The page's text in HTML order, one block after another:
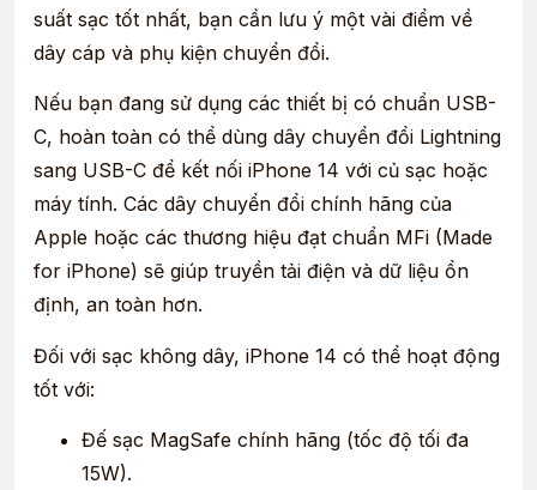
suất sạc tốt nhất, bạn cần lưu ý một vài điểm về
dây cáp và phụ kiện chuyển đổi.
Nếu bạn đang sử dụng các thiết bị có chuẩn USB-
C, hoàn toàn có thể dùng dây chuyển đổi Lightning
sang USB-C để kết nối iPhone 14 với củ sạc hoặc
máy tính. Các dây chuyển đổi chính hãng của
Apple hoặc các thương hiệu đạt chuẩn MFi (Made
for iPhone) sẽ giúp truyền tải điện và dữ liệu ổn
định, an toàn hơn.
Đối với sạc không dây, iPhone 14 có thể hoạt động
tốt với:
Đế sạc MagSafe chính hãng (tốc độ tối đa
15W).